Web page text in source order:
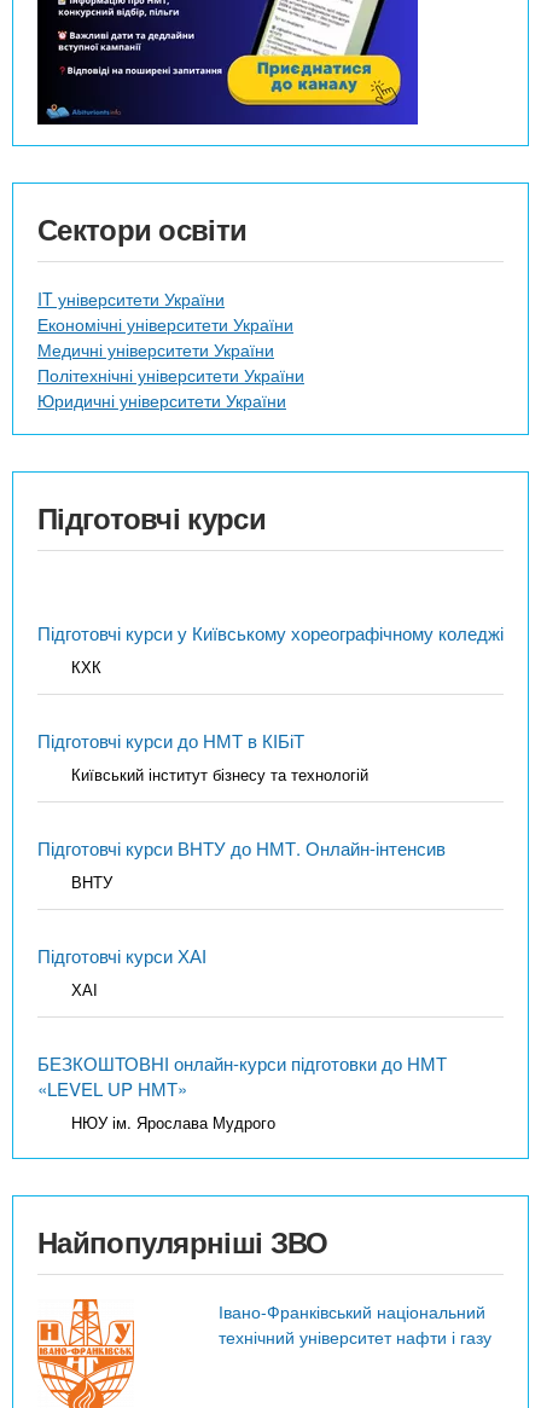
Сектори освіти
IT університети України
Економічні університети України
Медичні університети України
Політехнічні університети України
Юридичні університети України
Підготовчі курси
Підготовчі курси у Київському хореографічному коледжі
КХК
Підготовчі курси до НМТ в КІБіТ
Київський інститут бізнесу та технологій
Підготовчі курси ВНТУ до НМТ. Онлайн-інтенсив
ВНТУ
Підготовчі курси ХАІ
ХАІ
БЕЗКОШТОВНІ онлайн-курси підготовки до НМТ
«LEVEL UP НМТ»
НЮУ ім. Ярослава Мудрого
Найпопулярніші ЗВО
Івано-Франківський національний
технічний університет нафти і газу